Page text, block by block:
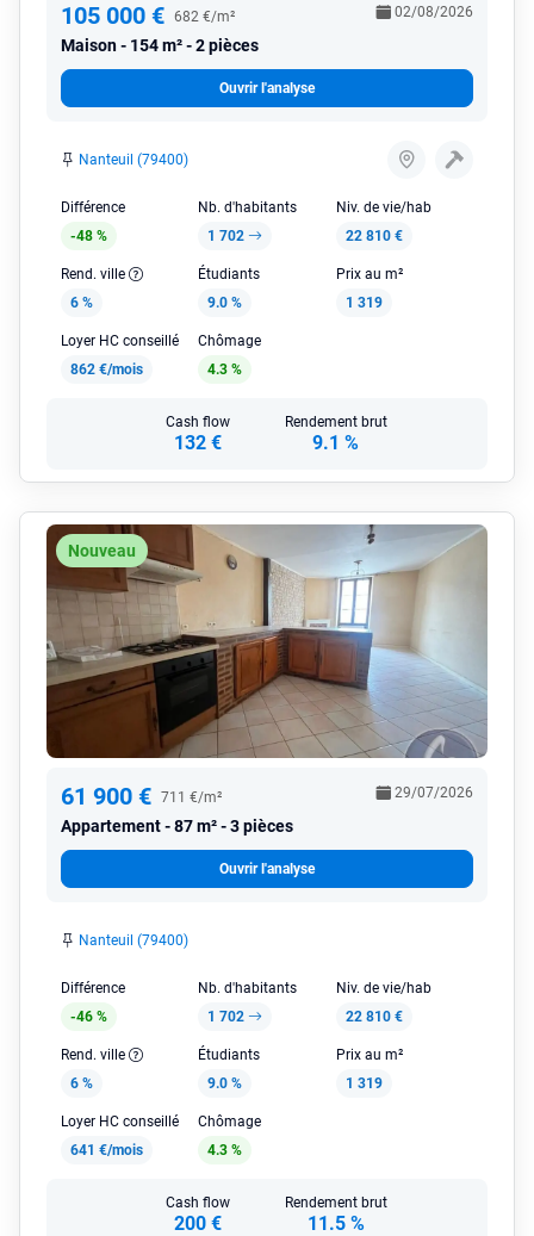
105 000 € 682 €/m²
Maison 154 m² - 2 pièces
02/08/2026
Ouvrir l'analyse
Nanteuil (79400)
Différence
-48 %
Nb. d'habitants
1 702
Niv. de vie/hab
22 810 €
Rend. ville
6 %
Étudiants
9.0 %
Prix au m²
1 319
Loyer HC conseillé
862 €/mois
Chômage
4.3 %
Cash flow
132 €
Rendement brut
9.1 %
Nouveau
61 900 € 711 €/m²
Appartement 87 m² - 3 pièces
29/07/2026
Ouvrir l'analyse
Nanteuil (79400)
Différence
-46 %
Nb. d'habitants
1 702
Niv. de vie/hab
22 810 €
Rend. ville
6 %
Étudiants
9.0 %
Prix au m²
1 319
Loyer HC conseillé
641 €/mois
Chômage
4.3 %
Cash flow
200 €
Rendement brut
11.5 %